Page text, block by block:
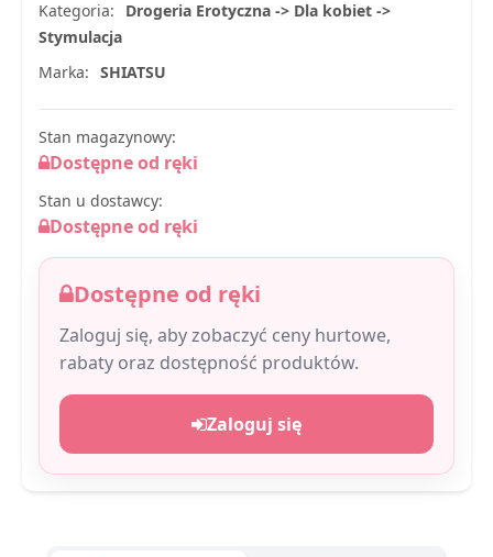
Kategoria:
Drogeria Erotyczna -> Dla kobiet ->
Stymulacja
Marka: SHIATSU
Stan magazynowy:
Dostępne od ręki
Stan u dostawcy:
Dostępne od ręki
Dostępne od ręki
Zaloguj się, aby zobaczyć ceny hurtowe,
rabaty oraz dostępność produktów.
Zaloguj się